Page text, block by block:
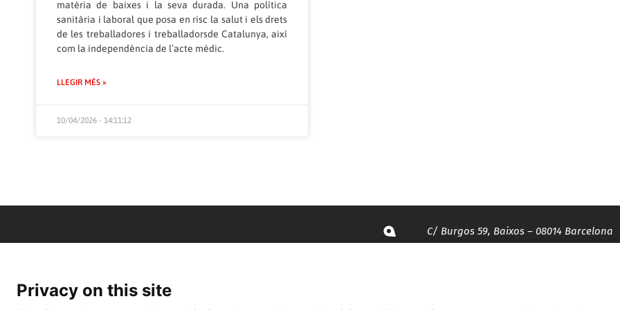
matèria de baixes i la seva durada. Una política
sanitària i laboral que posa en risc la salut i els drets
de les treballadores i treballadorsde Catalunya, així
com la independència de l’acte mèdic.
LLEGIR MÉS »
10/04/2026 - 14:11:12
C/ Burgos 59, Baixos – 08014 Barcelona
Privacy on this site